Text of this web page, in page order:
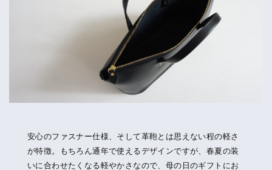
安心のファスナー仕様、そして革鞄とは思えない程の軽さ
が特徴。もちろん通年で使えるデザインですが、春夏の装
いに合わせたくなる軽やかさなので、母の日のギフトにお